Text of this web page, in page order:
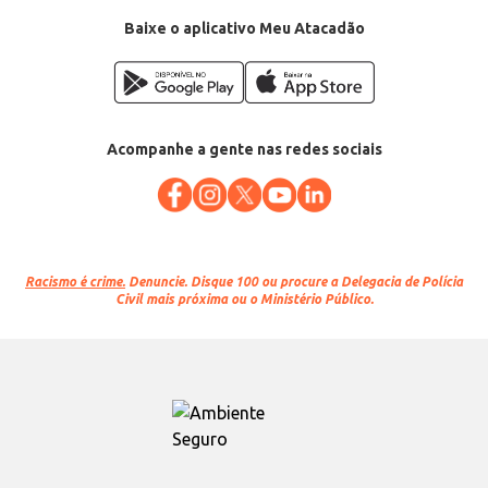
Baixe o aplicativo Meu Atacadão
Acompanhe a gente nas redes sociais
Racismo é crime. Denuncie. Disque 100 ou procure a Delegacia de Polícia
Civil mais próxima ou o Ministério Público.